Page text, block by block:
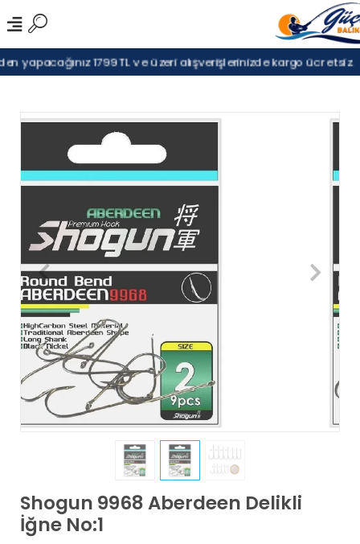
yapacağınız 1799TL ve üzeri alışverişlerinizde kargo ücretsiz.
Shogun 9968 Aberdeen Delikli
İğne No:1